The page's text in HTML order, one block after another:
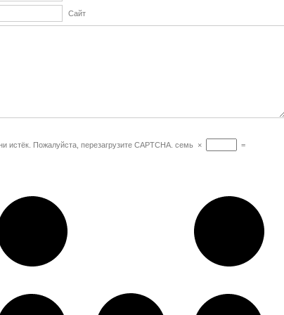
Сайт
истёк. Пожалуйста, перезагрузите CAPTCHA. семь × =